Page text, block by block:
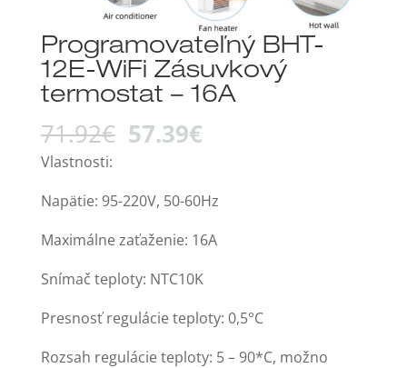
Programovateľný BHT-
12E-WiFi Zásuvkový
termostat – 16A
71.92€ Original
71.92€.
57.39€Current
57.39€.
Vlastnosti:
Napätie: 95-220V, 50-60Hz
Maximálne zaťaženie: 16A
Snímač teploty: NTC10K
Presnosť regulácie teploty: 0,5°C
Rozsah regulácie teploty: 5 – 90*C, možno